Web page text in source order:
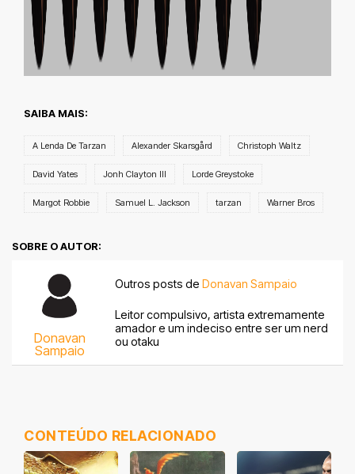
SAIBA MAIS:
A Lenda De Tarzan Alexander Skarsgård Christoph Waltz
David Yates Jonh Clayton III Lorde Greystoke
Margot Robbie Samuel L. Jackson tarzan Warner Bros
SOBRE O AUTOR:
Donavan
Sampaio
Outros posts de Donavan Sampaio
Leitor compulsivo, artista extremamente
amador e um indeciso entre ser um nerd
ou otaku
CONTEÚDO RELACIONADO